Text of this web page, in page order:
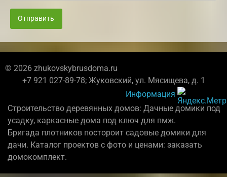
Отправить
© 2026 zhukovskybrusdoma.ru
+7 921 027-89-78; Жуковский, ул. Мясищева, д. 1
Информация
Строительство деревянных домов: Дачные домики под
усадку, каркасные дома под ключ для пмж.
Бригада плотников постороит садовые домики для
дачи. Каталог проектов с фото и ценами: заказать
домокомплект.